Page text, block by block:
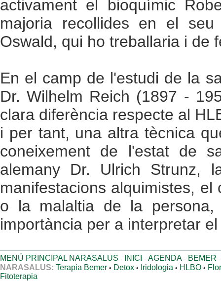
activament el bioquímic
majoria recollides en el
Oswald, qui ho treballaria i de
En el camp de l'estudi de la
Dr. Wilhelm Reich (1897 -
clara diferència respecte al
i per tant, una altra tècnica
coneixement de l'estat de
alemany Dr. Ulrich
manifestacions alquimistes,
o la malaltia de la
importància per a interpretar
MENÚ PRINCIPAL NARASALUS - INICI - AGENDA - BEMER
NARASALUS: Terapia Bemer • Detox • Iridologia • HLBO •
Fitoterapia